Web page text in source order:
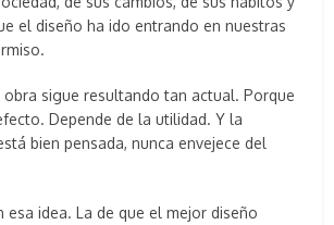
el diseño ha ido entrando en nuestras
obra sigue resultando tan actual. Porque
Depende de la utilidad. Y la
bien pensada, nunca envejece del
esa idea. La de que el mejor diseño